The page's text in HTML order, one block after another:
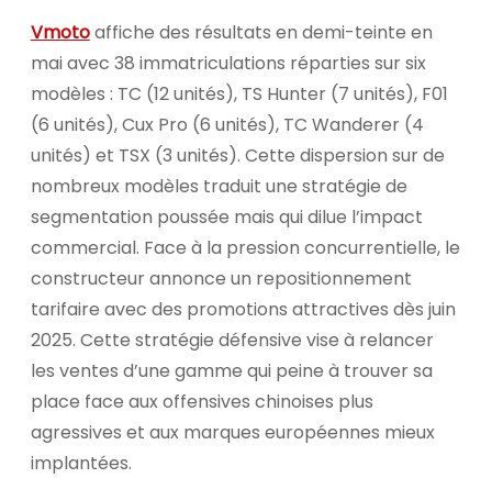
Vmotoaffiche des résultats en demi-teinte en
mai avec 38 immatriculations réparties sur six
modèles : TC (12 unités), TS Hunter (7 unités), F01
(6 unités), Cux Pro (6 unités), TC Wanderer (4
unités) et TSX (3 unités). Cette dispersion sur de
nombreux modèles traduit une stratégie de
segmentation poussée mais qui dilue l’impact
commercial. Face à la pression concurrentielle, le
constructeur annonce un repositionnement
tarifaire avec des promotions attractives dès juin
2025. Cette stratégie défensive vise à relancer
les ventes d’une gamme qui peine à trouver sa
place face aux offensives chinoises plus
agressives et aux marques européennes mieux
implantées.